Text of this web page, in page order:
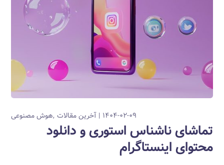
۱۴۰۴-۰۲-۰۹ آخرین مقالات هوش مصنوعی
تماشای ناشناس استوری و دانلود
محتوای اینستاگرام